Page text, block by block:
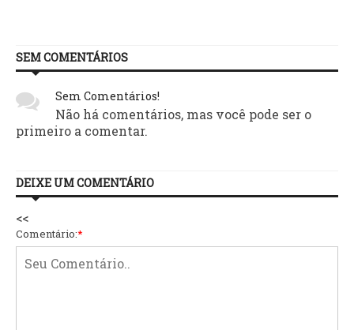
SEM COMENTÁRIOS
Sem Comentários!
Não há comentários, mas você pode ser o
primeiro a comentar.
DEIXE UM COMENTÁRIO
<<
Comentário:*